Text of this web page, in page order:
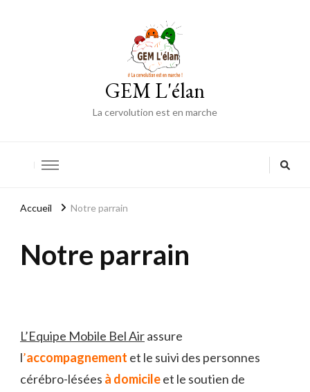
GEM L'élan
La cervolution est en marche
Accueil Notre parrain
Notre parrain
L’Equipe Mobile Bel Airassure
l’accompagnement et le suivi des personnes
cérébro-lésées à domicileet le soutien de